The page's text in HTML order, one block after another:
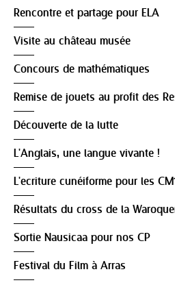
Rencontre et partage pour ELA
Visite au château musée
Concours de mathématiques
Remise de jouets au profit des
Découverte de la lutte
L'Anglais, une langue vivante !
L'ecriture cunéiforme pour les
Résultats du cross de la
Sortie Nausicaa pour nos CP
Festival du Film à Arras